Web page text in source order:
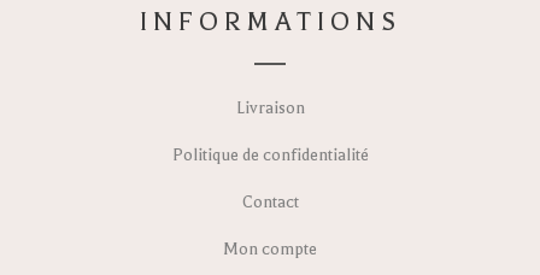
INFORMATIONS
Livraison
Politique de confidentialité
Contact
Mon compte